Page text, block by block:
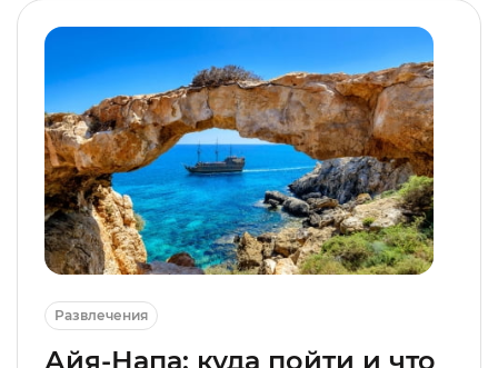
Развлечения
Айя-Напа: куда пойти и что